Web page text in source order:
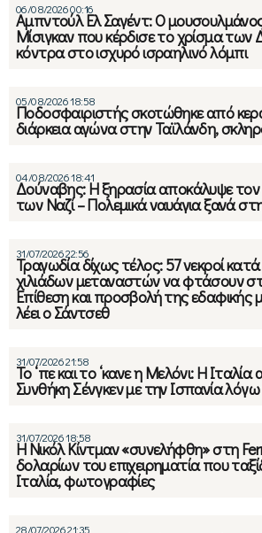
06/08/2026 00:16
Αμπντούλ Ελ Σαγέντ: Ο
Μίσιγκαν που κέρδισε το χρίσμα των
κόντρα στο ισχυρό ισραηλινό λόμπι
05/08/2026 18:58
Ποδοσφαιριστής σκοτώθηκε από
διάρκεια αγώνα στην Ταϊλάνδη,
04/08/2026 18:41
Δούναβης: Η ξηρασία αποκάλυψε
των Ναζί – Πολεμικά ναυάγια ξανά
31/07/2026 22:56
Τραγωδία δίχως τέλος: 57 νεκροί
χιλιάδων μεταναστών να φτάσουν
Επίθεση και προσβολή της εδαφικής
λέει ο Σάντσεθ
31/07/2026 21:58
Το ‘πε και το ‘κανε η Μελόνι: Η Ιταλία
Συνθήκη Σένγκεν με την Ισπανία
31/07/2026 18:58
Η Νικόλ Κίντμαν «συνελήφθη» στη
δολαρίων του επιχειρηματία που
Ιταλία, φωτογραφίες
28/07/2026 21:35